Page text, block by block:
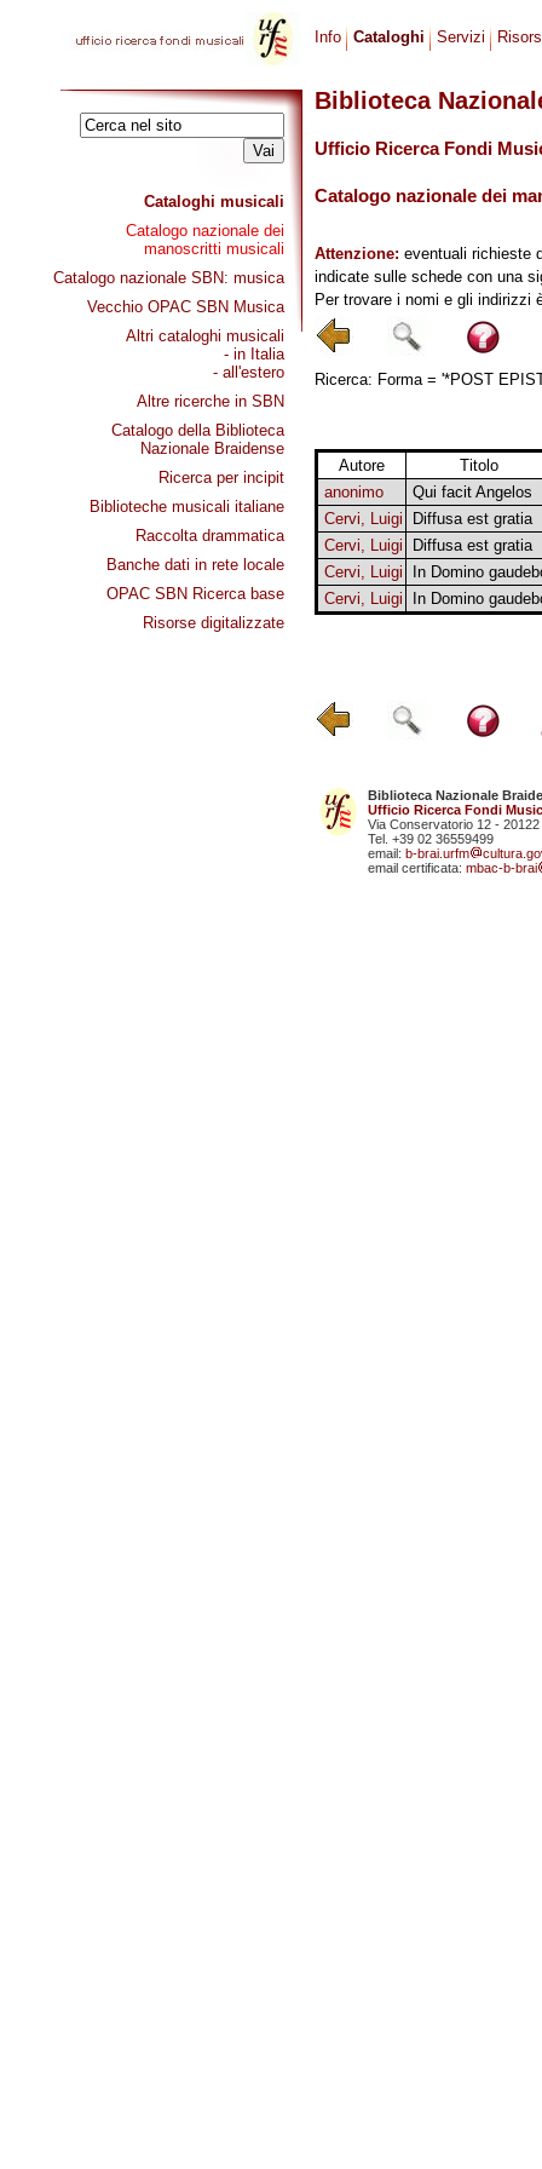
Cataloghi musicali
Catalogo nazionale dei
manoscritti musicali
Catalogo nazionale SBN: musica
Vecchio OPAC SBN Musica
Altri cataloghi musicali
- in Italia
- all'estero
Altre ricerche in SBN
Catalogo della Biblioteca
Nazionale Braidense
Ricerca per incipit
Biblioteche musicali italiane
Raccolta drammatica
Banche dati in rete locale
OPAC SBN Ricerca base
Risorse digitalizzate
Info Cataloghi Servizi
Biblioteca
Ufficio Ricerca Fondi
Catalogo nazionale dei
Attenzione: eventuali richieste
indicate sulle schede con una
Per trovare i nomi e gli indirizzi
Ricerca: Forma = '*POST
Autore
Titolo
anonimo
Qui facit Angelos
Cervi, Luigi
Diffusa est gratia
Cervi, Luigi
Diffusa est gratia
Cervi, Luigi
In Domino
Cervi, Luigi
In Domino
Biblioteca Nazionale
Ufficio Ricerca Fondi
Via Conservatorio 12 - 20122
Tel. +39 02 36559499
email: b-brai.urfm
email certificata: mbac-b-brai